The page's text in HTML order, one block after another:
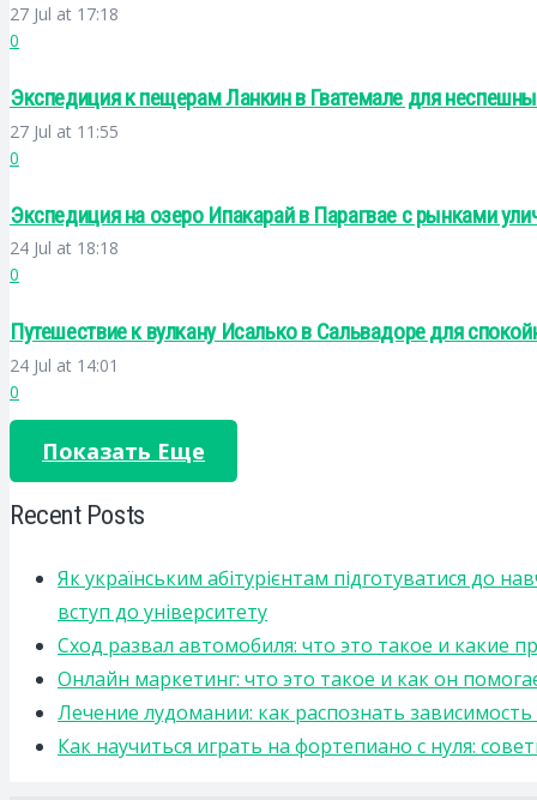
27 Jul at 17:18
0
Экспедиция к пещерам Ланкин в Гватемале для
27 Jul at 11:55
0
Экспедиция на озеро Ипакарай в Парагвае с рынками
24 Jul at 18:18
0
Путешествие к вулкану Исалько в Сальвадоре для
24 Jul at 14:01
0
Показать Еще
Recent Posts
Як українським абітурієнтам підготуватися до
вступ до університету
Сход развал автомобиля: что это такое и какие
Онлайн маркетинг: что это такое и как он
Лечение лудомании: как распознать
Как научиться играть на фортепиано с нуля: